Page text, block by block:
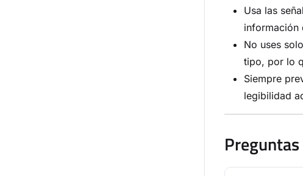
Usa las
información
No uses
tipo, por lo
Siempre
legibilidad